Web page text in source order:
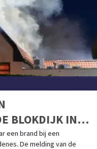
BLOKDIJK IN
een brand bij een
De melding van de